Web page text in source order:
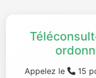
Appelez le
15